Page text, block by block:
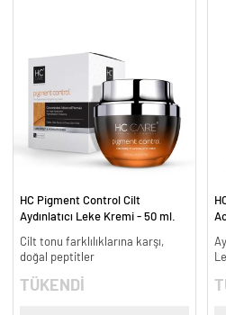
HC Pigment Control Cilt
Aydınlatıcı Leke Kremi - 50 ml.
Cilt tonu farklılıklarına karşı,
doğal peptitler
TÜKENDİ